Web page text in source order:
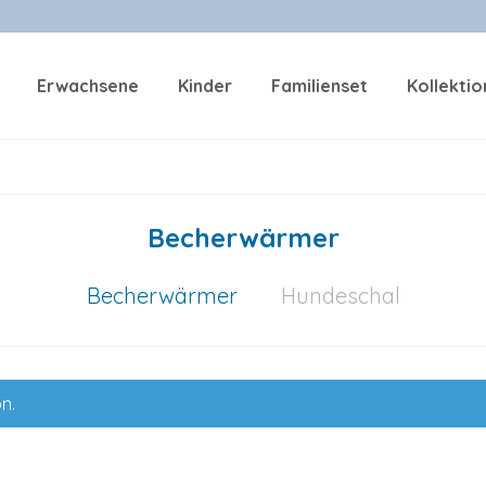
Erwachsene Kinder Familienset
Becherwärmer
Becherwärmer Hundeschal